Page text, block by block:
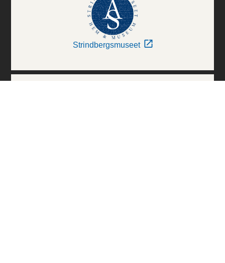
Strindbergsmuseet